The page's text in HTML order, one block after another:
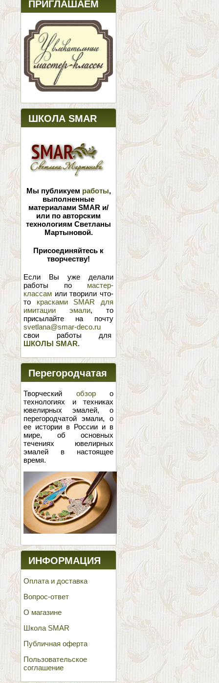
ПРИГЛАШАЕМ
ШКОЛА SMAR
Мы публикуем работы,
выполненные
материалами SMAR и/
или по авторским
технологиям Светланы
Мартыновой.
Присоединяйтесь к
творчеству!
Если Вы уже делали
работы по мастер-
классам или творили что-
то красками SMAR для
имитации эмали, то
присылайте на почту
svetlana@smar-deco.ru
свои работы для
ШКОЛЫ SMAR.
Перегородчатая
эмаль
Творческий обзоро
технологиях и техниках
ювелирных эмалей, о
перегородчатой эмали, о
ее истории в России и в
мире, об основных
течениях ювелирных
эмалей в настоящее
время.
ИНФОРМАЦИЯ
Оплата и доставка
Вопрос-ответ
О магазине
Школа SMAR
Публичная оферта
Пользовательское
соглашение